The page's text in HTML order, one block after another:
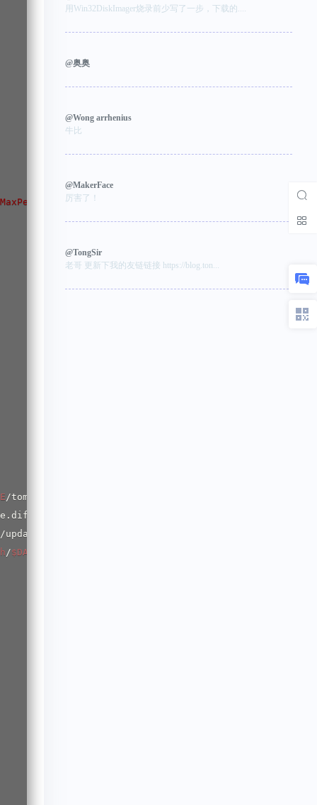
-Xmn512m -Xss256K   -
/tomcat.diff 2
2
/$DATE
用Win32DiskImager烧录前少写了一步，下载的....
@奥奥
@Wong arrhenius
牛比
@MakerFace
厉害了！
@TongSir
老哥 更新下我的友链链接 https://blog.ton...